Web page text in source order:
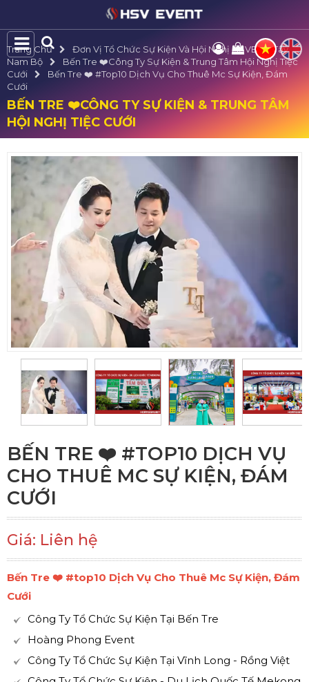
Trang Chủ
Đơn Vị Tổ Chức Sự Kiện Và Hội Nghị HSVE Tại Tây
Nam Bộ
Bến Tre ❤️️Công Ty Sự Kiện & Trung Tâm Hội Nghị Tiệc
Cưới
Bến Tre ❤️️ #top10 Dịch Vụ Cho Thuê Mc Sự Kiện, Đám
Cưới
BẾN TRE ❤️️CÔNG TY SỰ KIỆN & TRUNG TÂM
HỘI NGHỊ TIỆC CƯỚI
BẾN TRE ❤️️ #TOP10 DỊCH VỤ
CHO THUÊ MC SỰ KIỆN, ĐÁM
CƯỚI
Giá: Liên hệ
Bến Tre ❤️️ #top10 Dịch Vụ Cho Thuê Mc Sự Kiện, Đám
Cưới
Công Ty Tổ Chức Sự Kiện Tại Bến Tre
Hoàng Phong Event
Công Ty Tổ Chức Sự Kiện Tại Vĩnh Long - Rồng Việt